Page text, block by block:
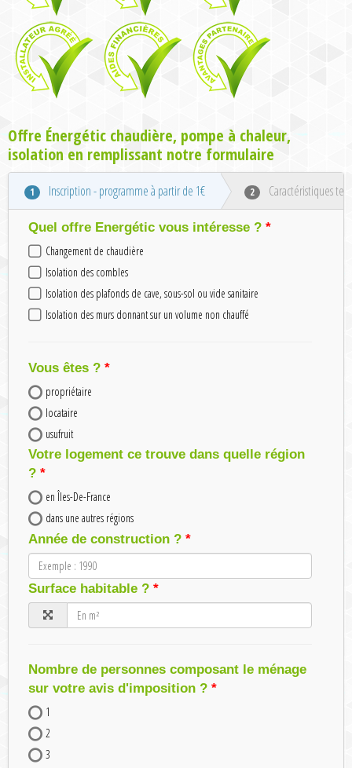
Offre Énergétic chaudière, pompe à chaleur,
isolation en remplissant notre formulaire
1 Inscription - programme à partir de 1€ 2 Caractéristiques
Quel offre Energétic vous intéresse ?
Changement de chaudière
Isolation des combles
Isolation des plafonds de cave, sous-sol ou vide sanitaire
Isolation des murs donnant sur un volume non chauffé
Vous êtes ?
propriétaire
locataire
usufruit
Votre logement ce trouve dans quelle région
?
en Îles-De-France
dans une autres régions
Année de construction ?
Surface habitable ?
Nombre de personnes composant le ménage
sur votre avis d'imposition ?
1
2
3